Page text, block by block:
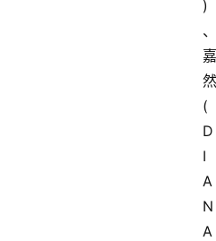
)
、
嘉
然
(
D
I
A
N
A